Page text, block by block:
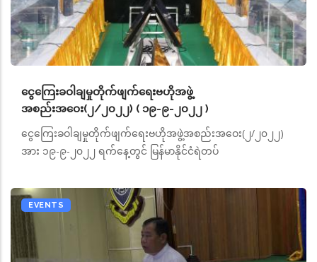
ငွေကြေးခဝါချမှုတိုက်ဖျက်ရေးဗဟိုအဖွဲ့
အစည်းအဝေး(၂/၂၀၂၂) ( ၁၉-၉-၂၀၂၂ )
ငွေကြေးခဝါချမှုတိုက်ဖျက်ရေးဗဟိုအဖွဲ့အစည်းအဝေး(၂/၂၀၂၂)
အား ၁၉-၉-၂၀၂၂ ရက်နေ့တွင် မြန်မာနိုင်ငံရဲတပ်
EVENTS